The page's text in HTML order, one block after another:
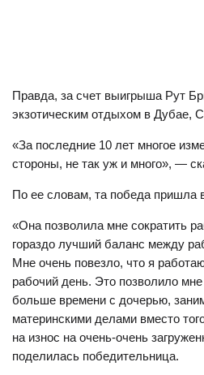
Правда, за счет выигрыша Рут
экзотическим отдыхом в Дубае,
«За последние 10 лет многое
стороны, не так уж и много», —
По ее словам, та победа пришла
«Она позволила мне сократить
гораздо лучший баланс между
Мне очень повезло, что я
рабочий день. Это позволило мне
больше времени с дочерью,
материнскими делами вместо
на износ на очень-очень
поделилась победительница.